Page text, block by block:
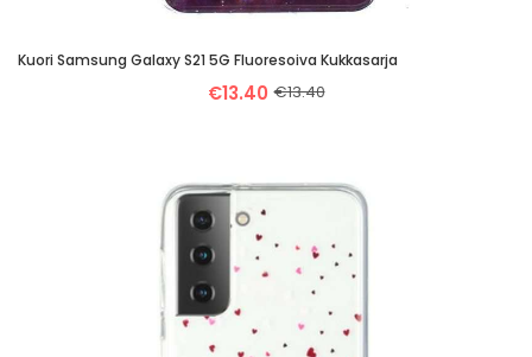
Kuori Samsung Galaxy S21 5G Fluoresoiva Kukkasarja
€13.40 €13.40